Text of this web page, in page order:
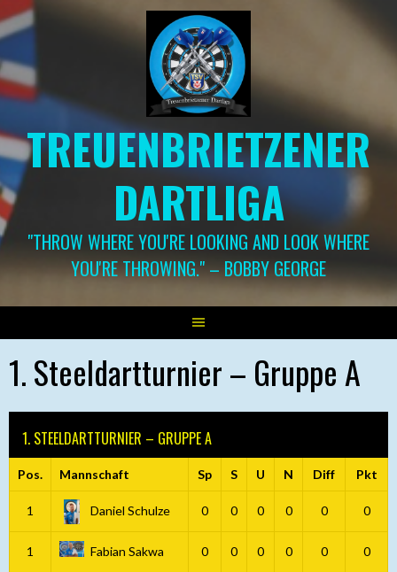
Springe
zum
TREUENBRIETZENER
DARTLIGA
"THROW WHERE YOU'RE LOOKING AND LOOK WHERE
YOU'RE THROWING." – BOBBY GEORGE
1. Steeldartturnier – Gruppe A
1. STEELDARTTURNIER – GRUPPE A
Pos. Mannschaft Sp S U N Diff Pkt
1 Daniel Schulze 0 0 0 0 0 0
1 Fabian Sakwa 0 0 0 0 0 0